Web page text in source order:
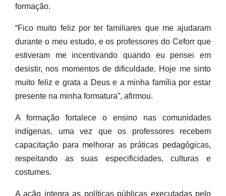
formação.
“Fico muito feliz por ter familiares que me ajudaram
durante o meu estudo, e os professores do Ceforr que
estiveram me incentivando quando eu pensei em
desistir, nos momentos de dificuldade. Hoje me sinto
muito feliz e grata a Deus e a minha família por estar
presente na minha formatura”, afirmou.
A formação fortalece o ensino nas comunidades
indígenas, uma vez que os professores recebem
capacitação para melhorar as práticas pedagógicas,
respeitando as suas especificidades, culturas e
costumes.
A ação integra as políticas públicas executadas pelo